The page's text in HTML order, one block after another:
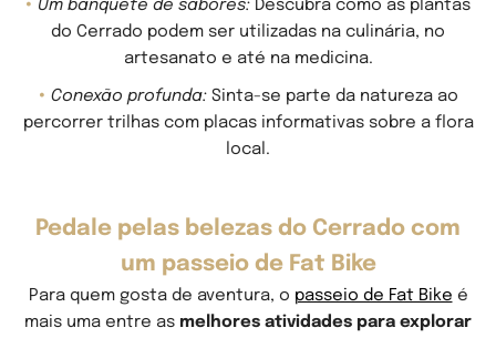
Um banquete de sabores: Descubra como as plantas
do Cerrado podem ser utilizadas na culinária, no
artesanato e até na medicina.
Conexão profunda:Sinta-se parte da natureza ao
percorrer trilhas com placas informativas sobre a flora
local.
Pedale pelas belezas do Cerrado com
um passeio de Fat Bike
Para quem gosta de aventura, o passeio de Fat Bike é
mais uma entre as melhores atividades para explorar